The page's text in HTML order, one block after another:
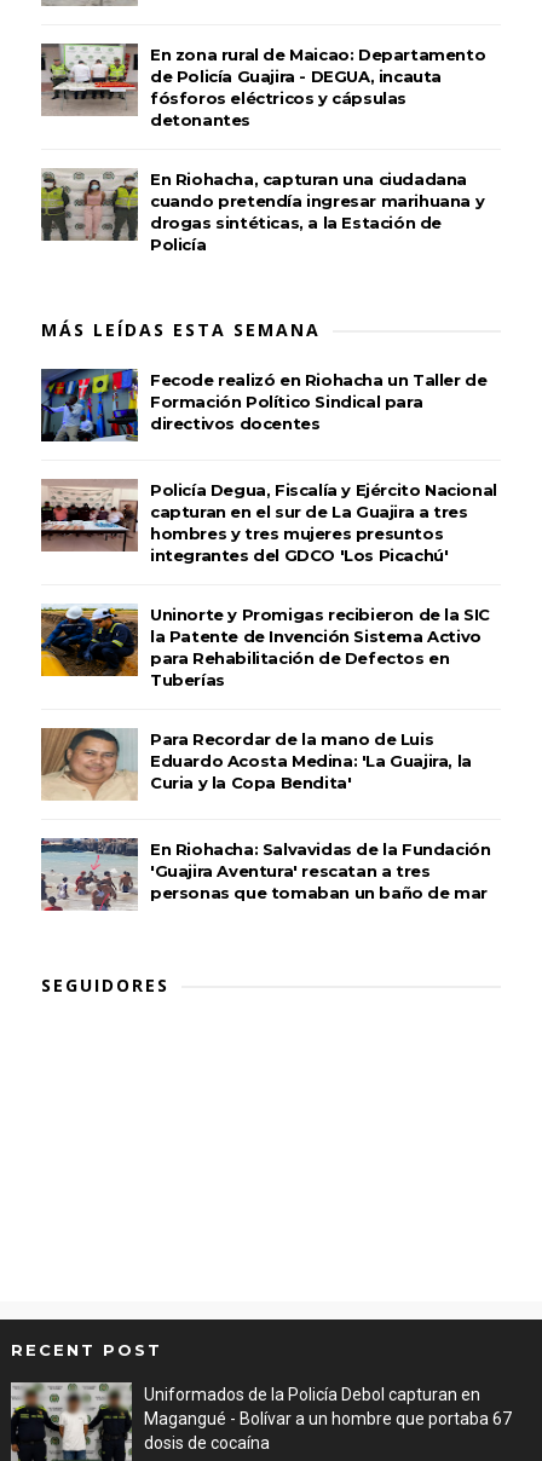
En zona rural de Maicao: Departamento
de Policía Guajira - DEGUA, incauta
fósforos eléctricos y cápsulas
detonantes
En Riohacha, capturan una ciudadana
cuando pretendía ingresar marihuana y
drogas sintéticas, a la Estación de
Policía
MÁS LEÍDAS ESTA SEMANA
Fecode realizó en Riohacha un Taller de
Formación Político Sindical para
directivos docentes
Policía Degua, Fiscalía y Ejército Nacional
capturan en el sur de La Guajira a tres
hombres y tres mujeres presuntos
integrantes del GDCO 'Los Picachú'
Uninorte y Promigas recibieron de la SIC
la Patente de Invención Sistema Activo
para Rehabilitación de Defectos en
Tuberías
Para Recordar de la mano de Luis
Eduardo Acosta Medina: 'La Guajira, la
Curia y la Copa Bendita'
En Riohacha: Salvavidas de la Fundación
'Guajira Aventura' rescatan a tres
personas que tomaban un baño de mar
SEGUIDORES
RECENT POST
Uniformados de la Policía Debol capturan en
Magangué - Bolívar a un hombre que portaba 67
dosis de cocaína